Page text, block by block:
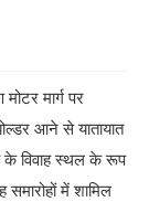
मार्ग पर
आने से यातायात
के विवाह स्थल के रूप
समारोहों में शामिल